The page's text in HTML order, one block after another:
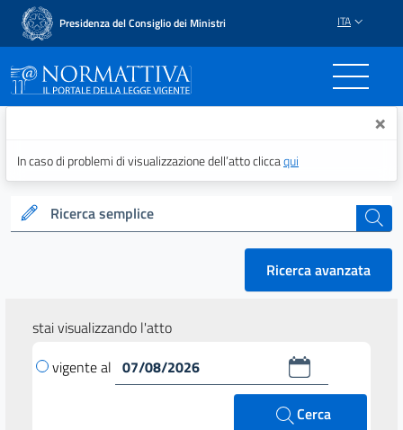
Presidenza del Consiglio dei Ministri ITA
Normattiva - Il portale ×
In caso di problemi di visualizzazione dell’atto cliccaqui
Ricerca semplice cerca
Ricerca avanzata
stai visualizzando l'atto
vigente al
Cerca